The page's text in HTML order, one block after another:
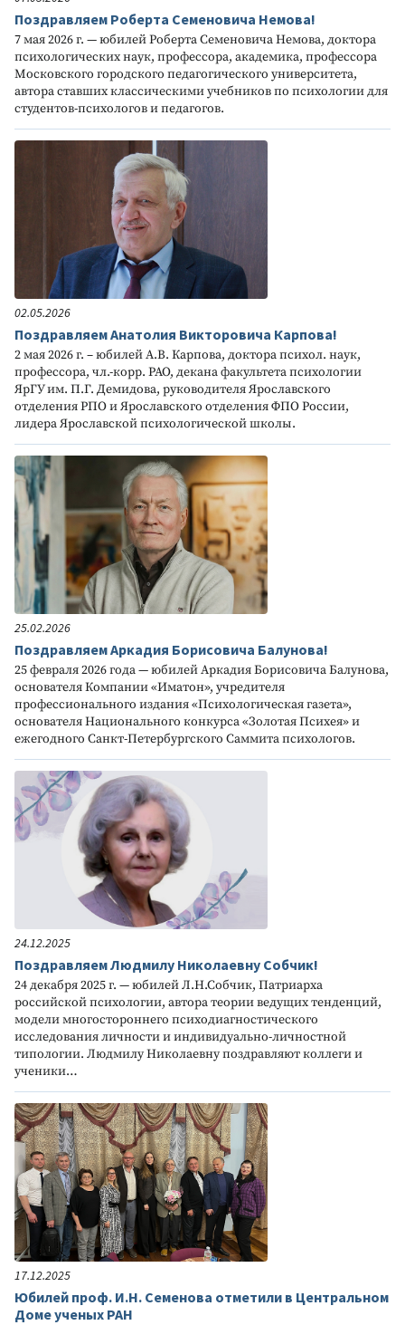
Поздравляем Роберта Семеновича Немова!
7 мая 2026 г. — юбилей Роберта Семеновича Немова, доктора
психологических наук, профессора, академика, профессора
Московского городского педагогического университета,
автора ставших классическими учебников по психологии для
студентов-психологов и педагогов.
02.05.2026
Поздравляем Анатолия Викторовича Карпова!
2 мая 2026 г. – юбилей А.В. Карпова, доктора психол. наук,
профессора, чл.-корр. РАО, декана факультета психологии
ЯрГУ им. П.Г. Демидова, руководителя Ярославского
отделения РПО и Ярославского отделения ФПО России,
лидера Ярославской психологической школы.
25.02.2026
Поздравляем Аркадия Борисовича Балунова!
25 февраля 2026 года — юбилей Аркадия Борисовича Балунова,
основателя Компании «Иматон», учредителя
профессионального издания «Психологическая газета»,
основателя Национального конкурса «Золотая Психея» и
ежегодного Санкт-Петербургского Саммита психологов.
24.12.2025
Поздравляем Людмилу Николаевну Собчик!
24 декабря 2025 г. — юбилей Л.Н.Собчик, Патриарха
российской психологии, автора теории ведущих тенденций,
модели многостороннего психодиагностического
исследования личности и индивидуально-личностной
типологии. Людмилу Николаевну поздравляют коллеги и
ученики…
17.12.2025
Юбилей проф. И.Н. Семенова отметили в Центральном
Доме ученых РАН